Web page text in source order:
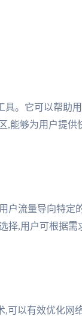
具。它可以帮助
,能够为用户提供
户流量导向特定
择,用户可根据需
以有效优化网